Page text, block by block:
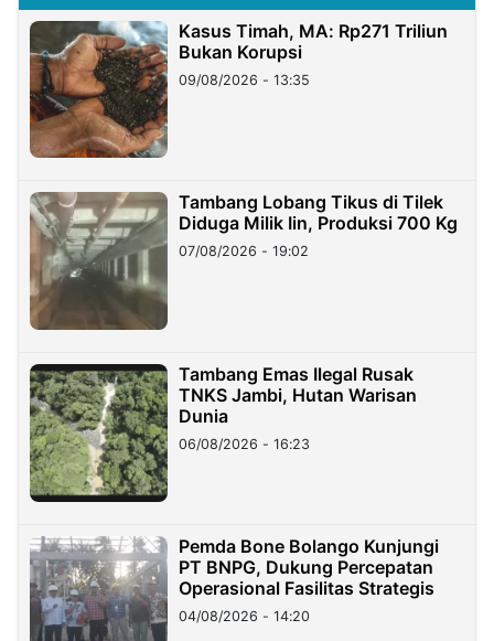
Kasus Timah, MA: Rp271 Triliun
Bukan Korupsi
09/08/2026 - 13:35
Tambang Lobang Tikus di Tilek
Diduga Milik Iin, Produksi 700 Kg
07/08/2026 - 19:02
Tambang Emas Ilegal Rusak
TNKS Jambi, Hutan Warisan
Dunia
06/08/2026 - 16:23
Pemda Bone Bolango Kunjungi
PT BNPG, Dukung Percepatan
Operasional Fasilitas Strategis
04/08/2026 - 14:20